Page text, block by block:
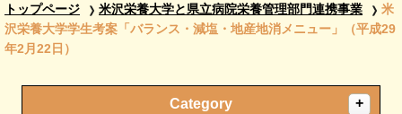
トップページ 米沢栄養大学と県立病院栄養管理部門連携事業
米
沢栄養大学学生考案「バランス・減塩・地産地消メニュー」（平成29
年2月22日）
Category